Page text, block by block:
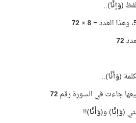
وَإنَّا)..
8
×
72
72
(وَأَنَّا)..
جاءت في السورة رقم72
(وَإنَّا) و(وَأَنَّا)!!